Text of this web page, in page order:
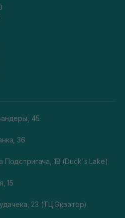
45
36
Подстригача, 1В (Duck's Lake)
15
23 (ТЦ Экватор)